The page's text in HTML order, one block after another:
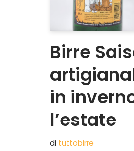
Birre
in
l’estate
di tuttobirre